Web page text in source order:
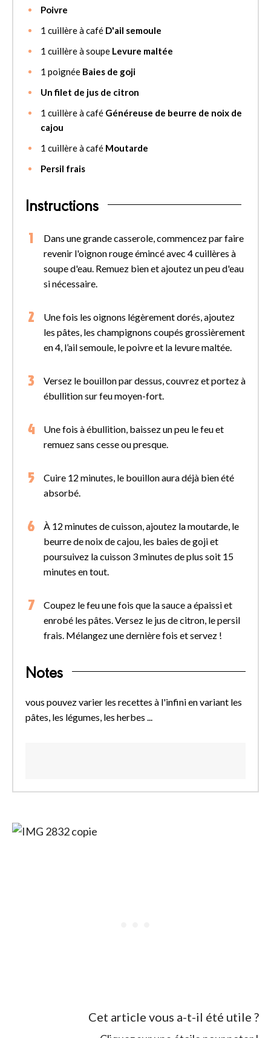
Poivre
1 cuillère à café D'ail semoule
1 cuillère à soupe Levure maltée
1 poignée Baies de goji
Un filet de jus de citron
1 cuillère à café Généreuse de beurre de noix de
cajou
1 cuillère à café Moutarde
Persil frais
Instructions
Dans une grande casserole, commencez par faire
revenir l'oignon rouge émincé avec 4 cuillères à
soupe d'eau. Remuez bien et ajoutez un peu d'eau
si nécessaire.
Une fois les oignons légèrement dorés, ajoutez
les pâtes, les champignons coupés grossièrement
en 4, l’ail semoule, le poivre et la levure maltée.
Versez le bouillon par dessus, couvrez et portez à
ébullition sur feu moyen-fort.
Une fois à ébullition, baissez un peu le feu et
remuez sans cesse ou presque.
Cuire 12 minutes, le bouillon aura déjà bien été
absorbé.
À 12 minutes de cuisson, ajoutez la moutarde, le
beurre de noix de cajou, les baies de goji et
poursuivez la cuisson 3 minutes de plus soit 15
minutes en tout.
Coupez le feu une fois que la sauce a épaissi et
enrobé les pâtes. Versez le jus de citron, le persil
frais. Mélangez une dernière fois et servez !
Notes
vous pouvez varier les recettes à l'infini en variant les
pâtes, les légumes, les herbes ...
Cet article vous a-t-il été utile ?